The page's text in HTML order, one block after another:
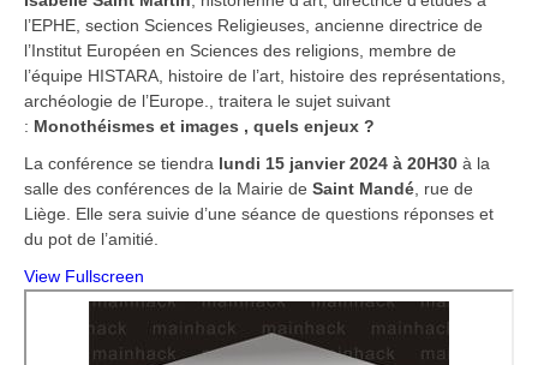
l’EPHE, section Sciences Religieuses, ancienne directrice de
l’Institut Européen en Sciences des religions, membre de
l’équipe HISTARA, histoire de l’art, histoire des représentations,
archéologie de l’Europe., traitera le sujet suivant
: Monothéismes et images , quels enjeux ?
La conférence se tiendra lundi 15 janvier 2024 à 20H30 à la
salle des conférences de la Mairie de Saint Mandé , rue de
Liège. Elle sera suivie d’une séance de questions réponses et
du pot de l’amitié.
View Fullscreen